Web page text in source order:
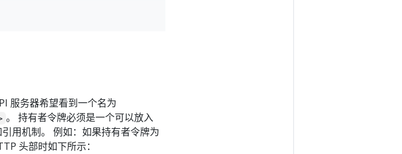
服务器希望看到一个名为
。 持有者令牌必须是一个可以放入
用机制。 例如：如果持有者令牌为
头部时如下所示：